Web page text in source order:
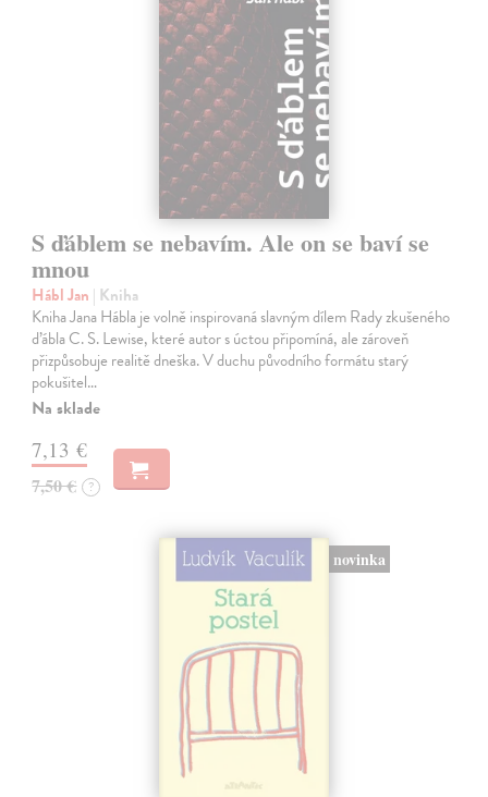
S ďáblem se nebavím. Ale on se baví se
mnou
Hábl Jan | Kniha
Kniha Jana Hábla je volně inspirovaná slavným dílem Rady zkušeného
ďábla C. S. Lewise, které autor s úctou připomíná, ale zároveň
přizpůsobuje realitě dneška. V duchu původního formátu starý
pokušitel…
Na sklade
7,13 €
7,50 € ?
novinka